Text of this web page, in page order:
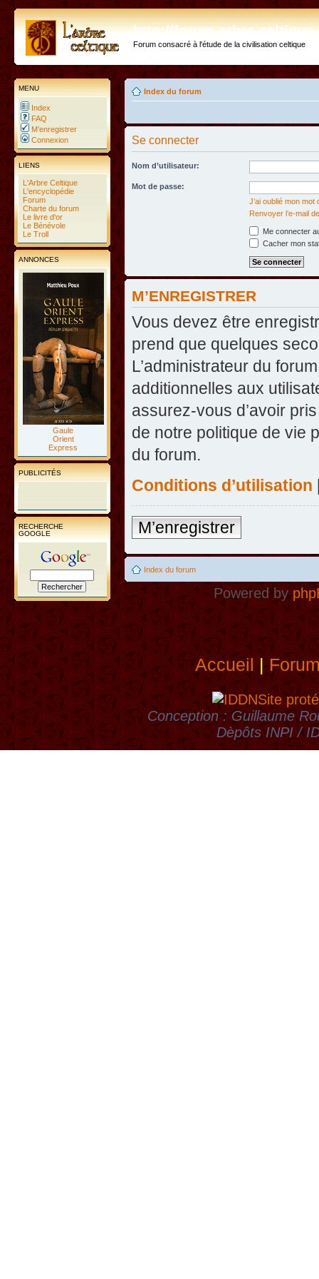
http://forum.arbre-
Forum consacré à l'étude de la civilisation celtique
MENU
Index
FAQ
M’enregistrer
Connexion
LIENS
L'Arbre Celtique
L'encyclopédie
Forum
Charte du forum
Le livre d'or
Le Bénévole
Le Troll
ANNONCES
Gaule
Orient
Express
PUBLICITÉS
RECHERCHE
GOOGLE
Index du forum
Se connecter
Nom d’utilisateur:
Mot de passe:
J’ai oublié mon mot
Renvoyer l’e-mail
Me connecter
Cacher mon
M’ENREGISTRER
Vous devez être
prend que quelques
L’administrateur du
additionnelles aux
assurez-vous d’avoir
de notre politique de vie
du forum.
Conditions d’utilisation
M’enregistrer
Index du forum
Powered by
Accueil|
Site
Conception : Guillaume
Dèpôts INPI /